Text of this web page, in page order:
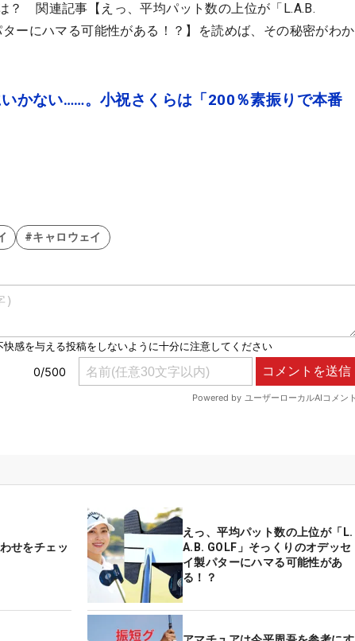
？ 関連記事【えっ、平均パット数の上位が「L.A.B.
ーにハマる可能性がある！？】を読めば、その秘密がわか
かない……。小祝さくらは「200％素振りで本番
#キャロウェイ
せをチェッ
えっ、平均パット数の上位が「L.
A.B. GOLF」そっくりのオデッセ
イ製パターにハマる可能性があ
る！？